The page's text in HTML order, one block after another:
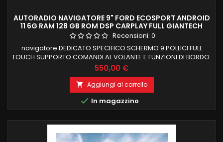
AUTORADIO NAVIGATORE 9" FORD ECOSPORT ANDROID
11 6G RAM 128 GB ROM DSP CARPLAY FULL GIANTECH
PREMIUMRecensioni: 0
navigatore DEDICATO SPECIFICO SCHERMO 9 POLLICI FULL
TOUCH SUPPORTO COMANDI AL VOLANTE E FUNZIONI DI BORDO
FORD ECOSPORT RECUPERA SYNC E TASTIERA ORIGINALE 6 GB
RAM 128 GB ROM ANDROID 11 DSP EQUALIZZATORE SONORO
DIGITALE INTEGRATO CARPLAY INTEGRATO PER IOS e ANDROID
AUTO FUNZIONE MIRRORLINK COMPATIBILE MODULO DAB+WIFI
INTEGRATO BLUETOOTH INTEGRATO...
Prezzo
550,00 €
 Aggiungi al carrello
 In magazzino